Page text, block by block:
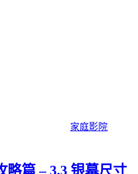
家庭影院
篇 – 3.3 银幕尺寸